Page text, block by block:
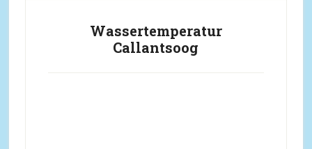
Wassertemperatur
Callantsoog